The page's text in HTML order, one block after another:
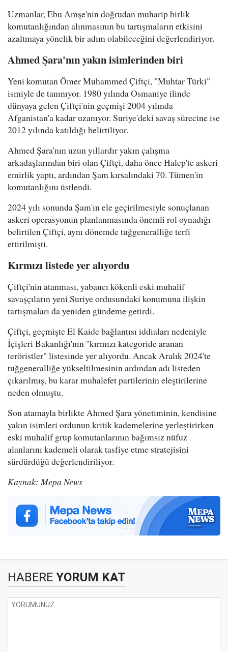
Uzmanlar, Ebu Amşe'nin doğrudan muharip birlik
komutanlığından alınmasının bu tartışmaların etkisini
azaltmaya yönelik bir adım olabileceğini değerlendiriyor.
Ahmed Şara'nın yakın isimlerinden biri
Yeni komutan Ömer Muhammed Çiftçi, "Muhtar Türki"
ismiyle de tanınıyor. 1980 yılında Osmaniye ilinde
dünyaya gelen Çiftçi'nin geçmişi 2004 yılında
Afganistan'a kadar uzanıyor. Suriye'deki savaş sürecine ise
2012 yılında katıldığı belirtiliyor.
Ahmed Şara'nın uzun yıllardır yakın çalışma
arkadaşlarından biri olan Çiftçi, daha önce Halep'te askeri
emirlik yaptı, ardından Şam kırsalındaki 70. Tümen'in
komutanlığını üstlendi.
2024 yılı sonunda Şam'ın ele geçirilmesiyle sonuçlanan
askeri operasyonun planlanmasında önemli rol oynadığı
belirtilen Çiftçi, aynı dönemde tuğgeneralliğe terfi
ettirilmişti.
Kırmızı listede yer alıyordu
Çiftçi'nin atanması, yabancı kökenli eski muhalif
savaşçıların yeni Suriye ordusundaki konumuna ilişkin
tartışmaları da yeniden gündeme getirdi.
Çiftçi, geçmişte El Kaide bağlantısı iddiaları nedeniyle
İçişleri Bakanlığı'nın "kırmızı kategoride aranan
teröristler" listesinde yer alıyordu. Ancak Aralık 2024'te
tuğgeneralliğe yükseltilmesinin ardından adı listeden
çıkarılmış, bu karar muhalefet partilerinin eleştirilerine
neden olmuştu.
Son atamayla birlikte Ahmed Şara yönetiminin, kendisine
yakın isimleri ordunun kritik kademelerine yerleştirirken
eski muhalif grup komutanlarının bağımsız nüfuz
alanlarını kademeli olarak tasfiye etme stratejisini
sürdürdüğü değerlendiriliyor.
Kaynak: Mepa News
HABERE YORUM KAT